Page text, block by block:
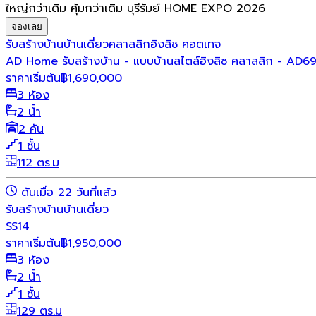
ใหญ่กว่าเดิม คุ้มกว่าเดิม บุรีรัมย์ HOME EXPO 2026
จองเลย
รับสร้างบ้านบ้านเดี่ยวคลาสสิกอิงลิช คอตเทจ
AD Home รับสร้างบ้าน - แบบบ้านสไตล์อิงลิช คลาสสิก -
ราคาเริ่มต้น฿1,690,000
3 ห้อง
2 น้ำ
2 คัน
1 ชั้น
112 ตร.ม
ดันเมื่อ 22 วันที่แล้ว
รับสร้างบ้านบ้านเดี่ยว
SS14
ราคาเริ่มต้น฿1,950,000
3 ห้อง
2 น้ำ
1 ชั้น
129 ตร.ม